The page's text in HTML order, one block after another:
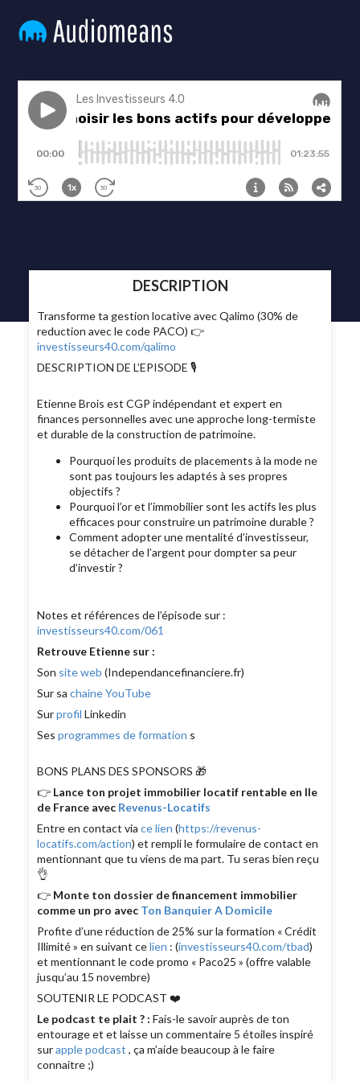
DESCRIPTION
Transforme ta gestion locative avec Qalimo (30% de
reduction avec le code PACO) 👉
investisseurs40.com/qalimo
DESCRIPTION DE L’EPISODE 🎙
Etienne Brois est CGP indépendant et expert en
finances personnelles avec une approche long-termiste
et durable de la construction de patrimoine.
Pourquoi les produits de placements à la mode ne
sont pas toujours les adaptés à ses propres
objectifs ?
Pourquoi l’or et l’immobilier sont les actifs les plus
efficaces pour construire un patrimoine durable ?
Comment adopter une mentalité d’investisseur,
se détacher de l’argent pour dompter sa peur
d’investir ?
Notes et références de l’épisode sur :
investisseurs40.com/061
Retrouve Etienne sur :
Son site web (Independancefinanciere.fr)
Sur sachaine YouTube
Surprofil Linkedin
Sesprogrammes de formation s
BONS PLANS DES SPONSORS 🎁
👉 Lance ton projet immobilier locatif rentable en Ile
de France avec Revenus-Locatifs
Entre en contact viace lien (https://revenus-
locatifs.com/action) et rempli le formulaire de contact en
mentionnant que tu viens de ma part. Tu seras bien reçu
👌
👉 Monte ton dossier de financement immobilier
comme un pro avec Ton Banquier A Domicile
Profite d’une réduction de 25% sur la formation « Crédit
Illimité » en suivant celien : (investisseurs40.com/tbad)
et mentionnant le code promo « Paco25 » (offre valable
jusqu’au 15 novembre)
SOUTENIR LE PODCAST ❤️
Le podcast te plait ? : Fais-le savoir auprès de ton
entourage et et laisse un commentaire 5 étoiles inspiré
surapple podcast , ça m’aide beaucoup à le faire
connaitre ;)